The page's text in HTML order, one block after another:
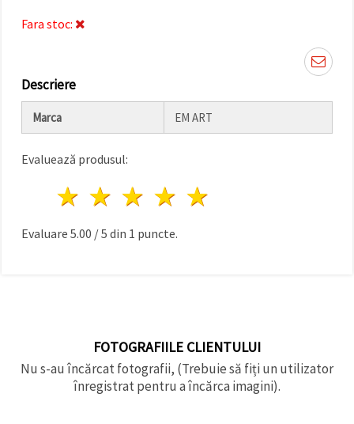
făcând clic
pe butonul
Аcceptati
toate!
Setări
Fara stoc:
Descriere
Marca EM ART
Evaluează produsul:
4 stele
3 stele
2 stele
1 stea
Evaluare 5.00 /5 din 1 puncte.
FOTOGRAFIILE CLIENTULUI
Nu s-au încărcat fotografii, (Trebuie să fiți un utilizator
înregistrat pentru a încărca imagini).